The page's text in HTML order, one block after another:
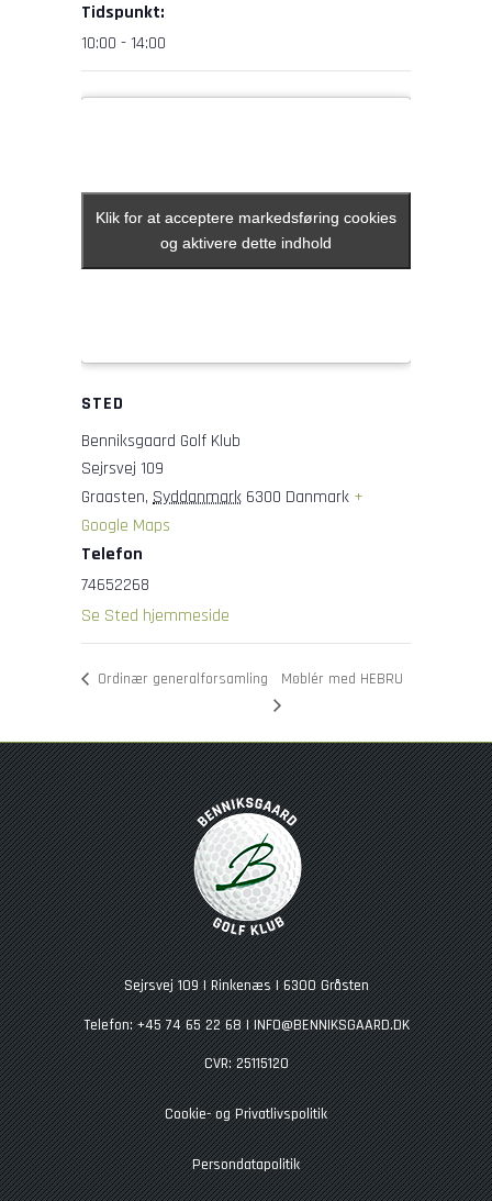
Tidspunkt:
10:00 - 14:00
STED
Benniksgaard Golf Klub
Sejrsvej 109
Graasten, Syddanmark 6300 Danmark +
Google Maps
Telefon
74652268
Se Sted hjemmeside
Klik for at acceptere markedsføring cookies
og aktivere dette indhold
Klik for at acceptere markedsføring cookies
og aktivere dette indhold
Ordinær generalforsamling Møblér med HEBRU
Sejrsvej 109 | Rinkenæs | 6300 Gråsten
Telefon: +45 74 65 22 68 |INFO@BENNIKSGAARD.DK
CVR: 25115120
Cookie- og Privatlivspolitik
Persondatapolitik